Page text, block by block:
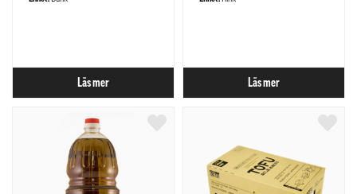
Läs mer Läs mer